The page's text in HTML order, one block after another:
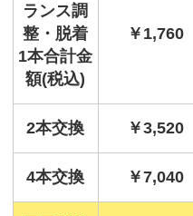
ランス調
整・脱着
1本合計金
額(税込)
￥1,760
2本交換 ￥3,520
4本交換 ￥7,040